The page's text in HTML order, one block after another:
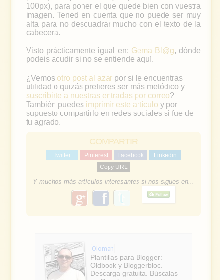
100px), para poner el que quede bien con vuestra
imagen. Tened en cuenta que no puede ser muy
alta para no descuadrar mucho con el texto de la
cabecera.
Visto prácticamente igual en: Gema Bl@g, dónde
podeis acudir si no se entiende aquí.
¿Vemos otro post al azar por si le encuentras
utilidad o quizás prefieres ser más metódico y
suscribirte a nuestras entradas por correo?
También puedes imprimir este artículo y por
supuesto compartirlo en redes sociales si fue de
tu agrado.
COMPARTIR
Twitter Pinterest Facebook
Linkedin
Copy URL
Y muchos más artículos interesantes si nos sigues en...
g
o
l
e
f
e
b
Oloman
Plantillas para Blogger:
Oldbook y Bloggerbloc.
Descarga gratuita. Búscalas